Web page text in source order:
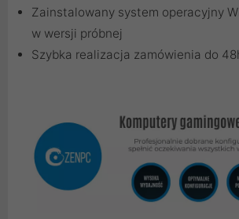
Zainstalowany system operacyjny
w wersji próbnej
Szybka realizacja zamówienia do